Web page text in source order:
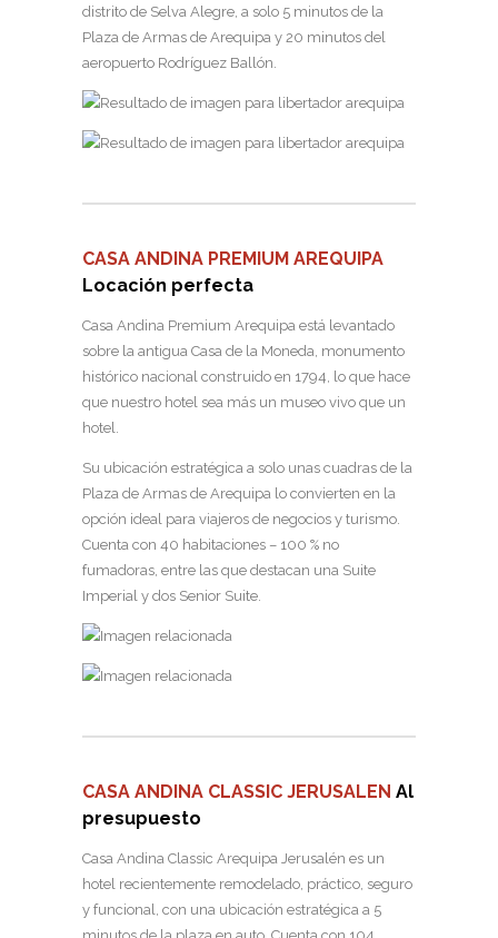
distrito de Selva Alegre, a solo 5 minutos de la
Plaza de Armas de Arequipa y 20 minutos del
aeropuerto Rodríguez Ballón.
CASA ANDINA PREMIUM AREQUIPA
Locación perfecta
Casa Andina Premium Arequipa está levantado
sobre la antigua Casa de la Moneda, monumento
histórico nacional construido en 1794, lo que hace
que nuestro hotel sea más un museo vivo que un
hotel.
Su ubicación estratégica a solo unas cuadras de la
Plaza de Armas de Arequipa lo convierten en la
opción ideal para viajeros de negocios y turismo.
Cuenta con 40 habitaciones – 100 % no
fumadoras, entre las que destacan una Suite
Imperial y dos Senior Suite.
CASA ANDINA CLASSIC JERUSALEN Al
presupuesto
Casa Andina Classic Arequipa Jerusalén es un
hotel recientemente remodelado, práctico, seguro
y funcional, con una ubicación estratégica a 5
minutos de la plaza en auto. Cuenta con 104